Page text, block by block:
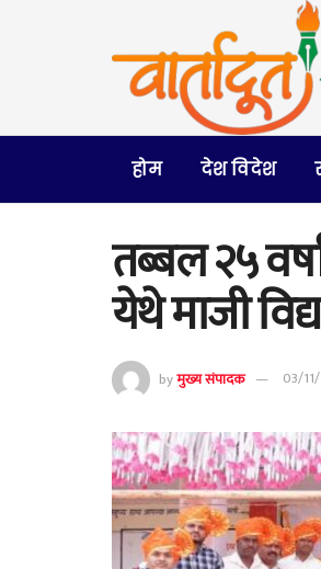
होम देश विदेश
तब्बल २५
येथे माजी
byमुख्य संपादक 03/